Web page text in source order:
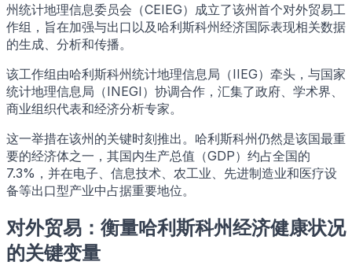
州统计地理信息委员会（CEIEG）成立了该州首个对外贸易工
作组，旨在加强与出口以及哈利斯科州经济国际表现相关数据
的生成、分析和传播。
该工作组由哈利斯科州统计地理信息局（IIEG）牵头，与国家
统计地理信息局（INEGI）协调合作，汇集了政府、学术界、
商业组织代表和经济分析专家。
这一举措在该州的关键时刻推出。哈利斯科州仍然是该国最重
要的经济体之一，其国内生产总值（GDP）约占全国的
7.3%，并在电子、信息技术、农工业、先进制造业和医疗设
备等出口型产业中占据重要地位。
对外贸易：衡量哈利斯科州经济健康状况
的关键变量